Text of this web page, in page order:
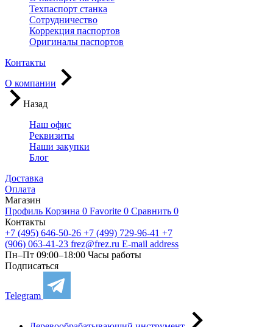
Техпаспорт станка
Сотрудничество
Коррекция паспортов
Оригиналы паспортов
Контакты
О компании
Назад
Наш офис
Реквизиты
Наши закупки
Блог
Доставка
Оплата
Магазин
Профиль Корзина 0 Favorite 0 Сравнить 0
Контакты
+7 (495) 646-50-26 +7 (499) 729-96-41 +7
(906) 063-41-23 frez@frez.ru E-mail address
Пн–Пт 09:00–18:00 Часы работы
Подписаться
Telegram